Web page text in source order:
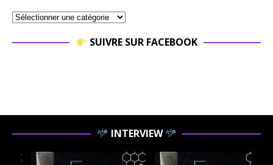
SUIVRE SUR FACEBOOK
INTERVIEW